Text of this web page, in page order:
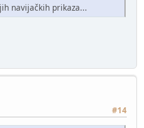
navijačkih prikaza...
#14